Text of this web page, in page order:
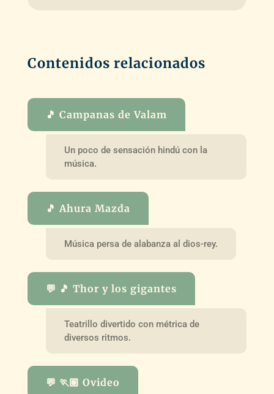
Contenidos relacionados
🎵 Campanas de Valam
Un poco de sensación hindú con la
música.
🎵 Ahura Mazda
Música persa de alabanza al dios-rey.
💬 🎵 Thor y los gigantes
Teatrillo divertido con métrica de
diversos ritmos.
💬 🏃🏽 Ovideo